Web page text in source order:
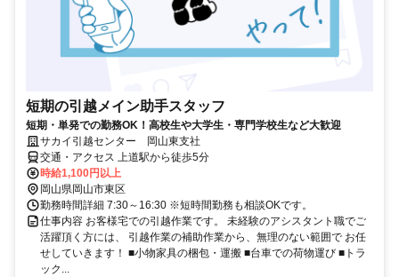
短期の引越メイン助手スタッフ
短期・単発での勤務OK！高校生や大学生・専門学校生など大歓迎
サカイ引越センター 岡山東支社
交通・アクセス 上道駅から徒歩5分
時給1,100円以上
岡山県岡山市東区
勤務時間詳細 7:30～16:30 ※短時間勤務も相談OKです。
仕事内容 お客様宅での引越作業です。 未経験のアシスタント職でご
活躍頂く方には、 引越作業の補助作業から、無理のない範囲で お任
せしていきます！ ■小物家具の梱包・運搬 ■台車での荷物運び ■トラ
ック...